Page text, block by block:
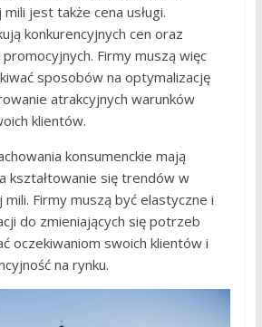
jest także cena usługi.
konkurencyjnych cen oraz
Firmy muszą więc
sposobów na optymalizację
atrakcyjnych warunków
klientów.
konsumenckie mają
kształtowanie się trendów w
Firmy muszą być elastyczne i
do zmieniających się potrzeb
oczekiwaniom swoich klientów i
na rynku.